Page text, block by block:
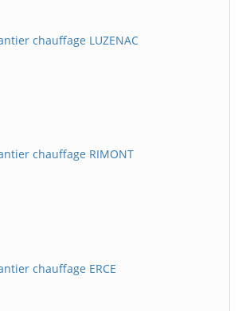
chauffage LUZENAC
chauffage RIMONT
chauffage ERCE